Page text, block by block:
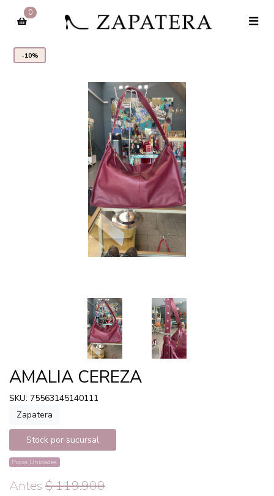
0
-10%
AMALIA CEREZA
SKU: 75563145140111
Zapatera
Stock por sucursal
Pocas Unidades.
Antes $ 119.900